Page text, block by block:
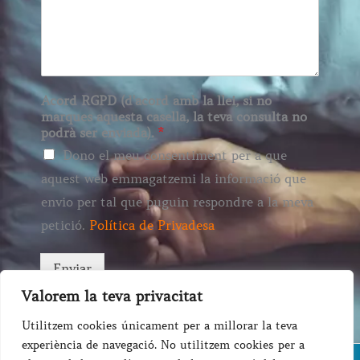
Valorem la teva privacitat
Utilitzem cookies únicament per a millorar la teva
experiència de navegació. No utilitzem cookies per a
Acord RGPD (d'acord amb la llei, si no
marques aquesta casella, la teva consulta no
podrà ser enviada). *
Dono el meu consentiment per a que
aquest web emmagatzemi la informació que
envio per tal que puguin respondre a la meva
petició. Política de Privadesa
Enviar